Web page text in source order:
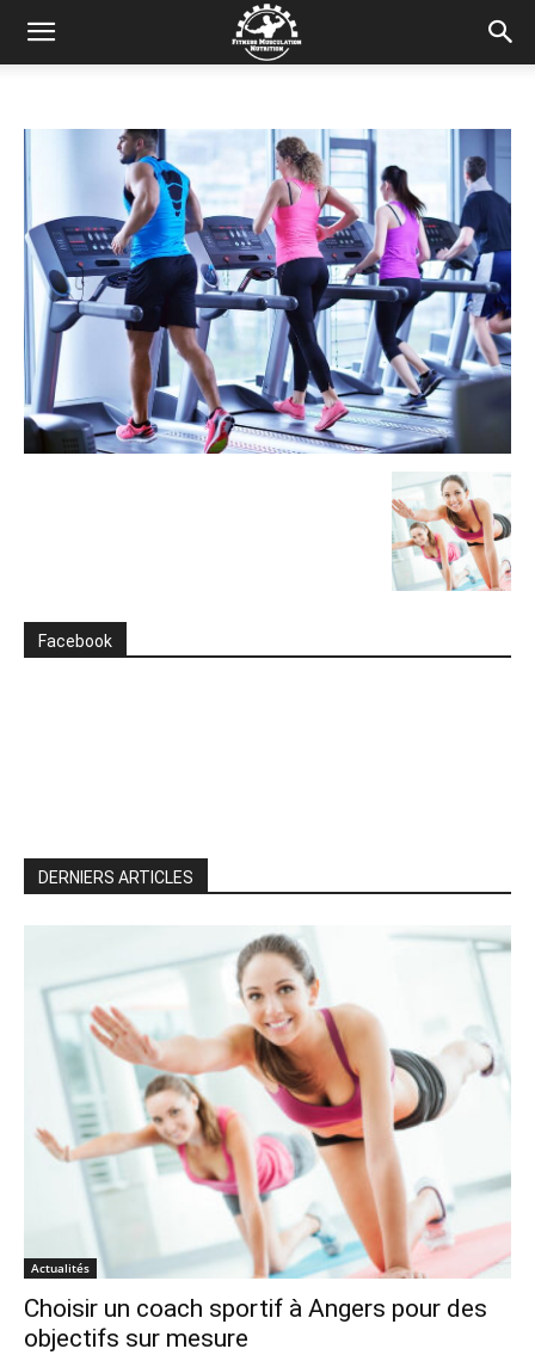
Facebook
DERNIERS ARTICLES
Actualités
Choisir un coach sportif à Angers pour des
objectifs sur mesure